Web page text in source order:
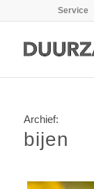
Service
Archief:
bijen